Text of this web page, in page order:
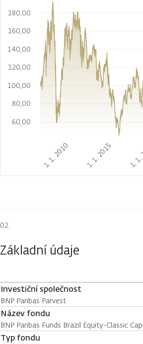
1. 1. 2010 1. 1. 2015 1.
60,00
80,00
100,00
120,00
140,00
160,00
180,00
Základní údaje
Investiční společnost
BNP Paribas Parvest
Název fondu
BNP Paribas Funds Brazil Equity-Classic
Typ fondu